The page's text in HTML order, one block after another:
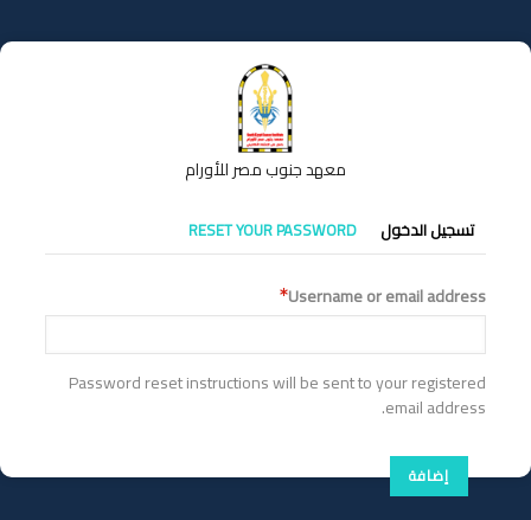
إلى
المحتوى
معهد جنوب مصر للأورام
التبويبات
الأساسية
تسجيل الدخول RESET YOUR PASSWORD
Username or email address
Password reset instructions will be sent to your registered
email address.